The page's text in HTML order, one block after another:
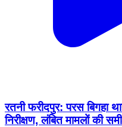
रतनी फरीदपुर: परस बिगहा
निरीक्षण, लंबित मामलों की